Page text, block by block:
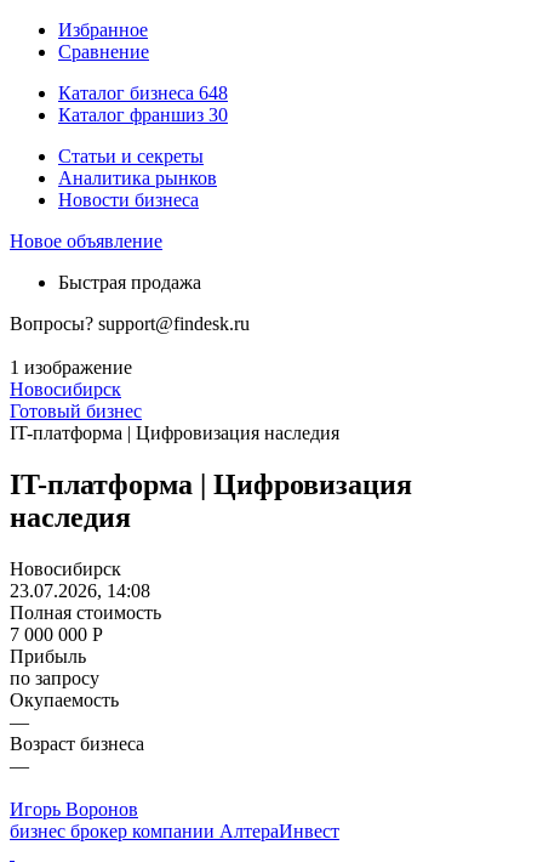
Избранное
Сравнение
Каталог бизнеса 648
Каталог франшиз 30
Статьи и секреты
Аналитика рынков
Новости бизнеса
Новое объявление
Быстрая продажа
Вопросы? support@findesk.ru
1 изображение
Новосибирск
Готовый бизнес
IT-платформа | Цифровизация наследия
IT-платформа | Цифровизация
наследия
Новосибирск
23.07.2026, 14:08
Полная стоимость
7 000 000 Р
Прибыль
по запросу
Окупаемость
—
Возраст бизнеса
—
Игорь Воронов
бизнес брокер компании АлтераИнвест